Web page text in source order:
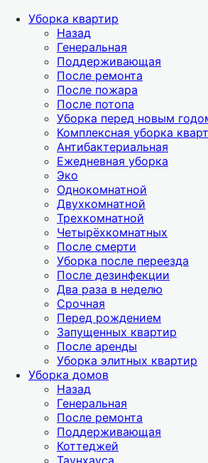
Уборка квартир
Назад
Генеральная
Поддерживающая
После ремонта
После пожара
После потопа
Уборка перед новым
Комплексная уборка
Антибактериальная
Ежедневная уборка
Эко
Однокомнатной
Двухкомнатной
Трехкомнатной
Четырёхкомнатных
После смерти
Уборка после переезда
После дезинфекции
Два раза в неделю
Срочная
Перед рождением
Запущенных квартир
После аренды
Уборка элитных квартир
Уборка домов
Назад
Генеральная
После ремонта
Поддерживающая
Коттеджей
Таунхауса